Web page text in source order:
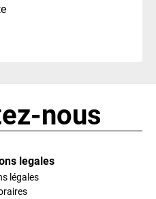
nous
legales
légales